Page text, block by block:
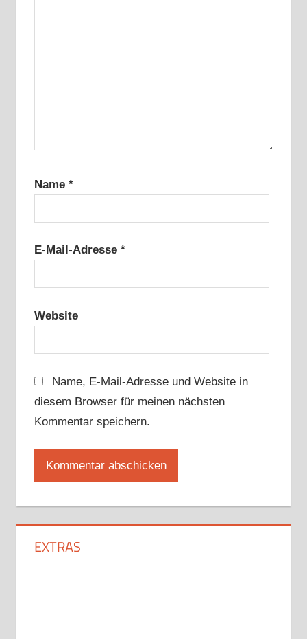
Name *
E-Mail-Adresse *
Website
Name, E-Mail-Adresse und Website in
diesem Browser für meinen nächsten
Kommentar speichern.
EXTRAS